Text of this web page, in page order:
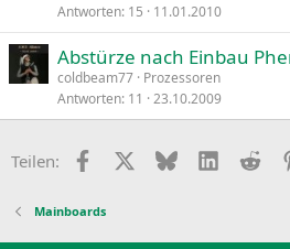
Antworten 15 11.01.2010
Abstürze nach Einbau
coldbeam77 Prozessoren
Antworten 11 23.10.2009
Teilen: Facebook BlueskyLinkedIn
Mainboards